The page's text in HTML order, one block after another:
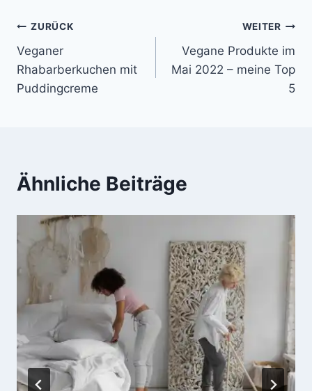
Beitragsnavigation
ZURÜCK
Veganer
Rhabarberkuchen mit
Puddingcreme
WEITER
Vegane Produkte im
Mai 2022 – meine Top
5
Ähnliche Beiträge